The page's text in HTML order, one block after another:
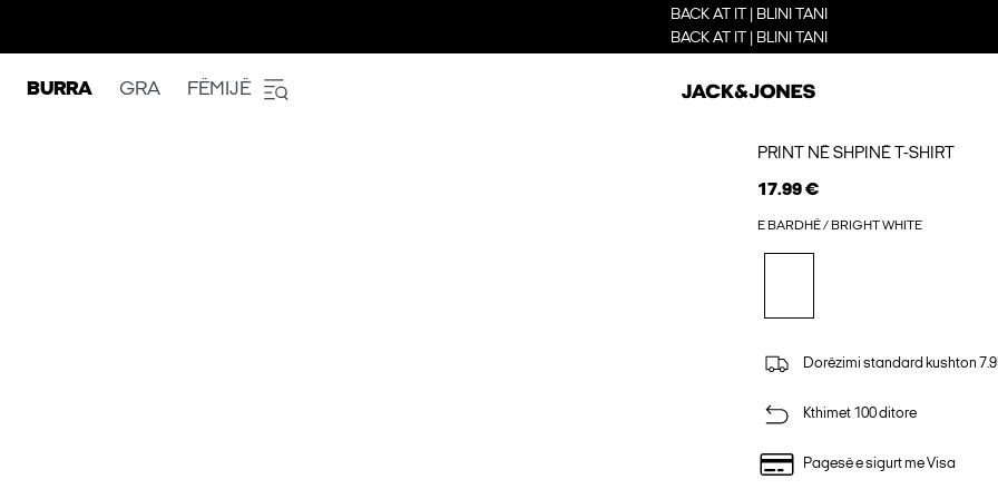
BACK AT IT | BLINI TANI
BACK AT IT | BLINI TANI
BURRA GRA FËMIJË
PRINT NË SHPINË T-SHIRT
17.99 €
E BARDHË / BRIGHT WHITE
Dorëzimi standard kushton
Kthimet 100 ditore
Pagesë e sigurt me Visa